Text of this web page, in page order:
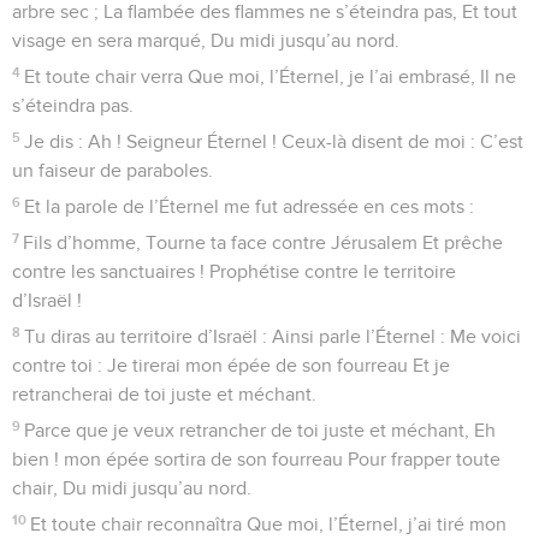
arbre sec ; La flambée des flammes ne s’éteindra pas, Et tout
visage en sera marqué, Du midi jusqu’au nord.
4 Et toute chair verra Que moi, l’Éternel, je l’ai embrasé, Il ne
s’éteindra pas.
5 Je dis : Ah ! Seigneur Éternel ! Ceux-là disent de moi : C’est
un faiseur de paraboles.
6 Et la parole de l’Éternel me fut adressée en ces mots :
7 Fils d’homme, Tourne ta face contre Jérusalem Et prêche
contre les sanctuaires ! Prophétise contre le territoire
d’Israël !
8 Tu diras au territoire d’Israël : Ainsi parle l’Éternel : Me voici
contre toi : Je tirerai mon épée de son fourreau Et je
retrancherai de toi juste et méchant.
9 Parce que je veux retrancher de toi juste et méchant, Eh
bien ! mon épée sortira de son fourreau Pour frapper toute
chair, Du midi jusqu’au nord.
10 Et toute chair reconnaîtra Que moi, l’Éternel, j’ai tiré mon